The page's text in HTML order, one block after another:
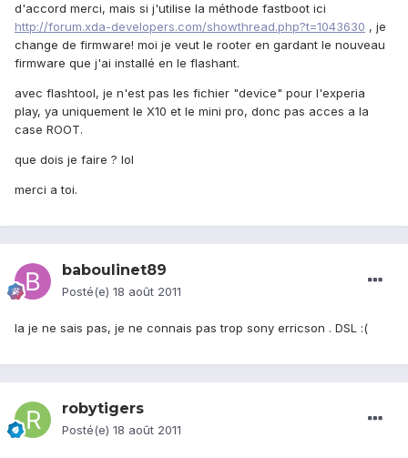
d'accord merci, mais si j'utilise la méthode fastboot ici
http://forum.xda-developers.com/showthread.php?t=1043630 , je
change de firmware! moi je veut le rooter en gardant le nouveau
firmware que j'ai installé en le flashant.
avec flashtool, je n'est pas les fichier "device" pour l'experia
play, ya uniquement le X10 et le mini pro, donc pas acces a la
case ROOT.
que dois je faire ? lol
merci a toi.
baboulinet89
Posté(e) 18 août 2011
la je ne sais pas, je ne connais pas trop sony erricson . DSL :(
robytigers
Posté(e) 18 août 2011